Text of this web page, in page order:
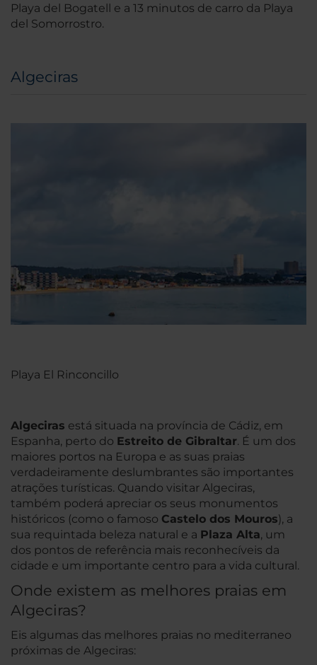
Playa del Bogatell e a 13 minutos de carro da Playa
del Somorrostro.
Algeciras
Playa El Rinconcillo
Algeciras está situada na província de Cádiz, em
Espanha, perto do Estreito de Gibraltar. É um dos
maiores portos na Europa e as suas praias
verdadeiramente deslumbrantes são importantes
atrações turísticas. Quando visitar Algeciras,
também poderá apreciar os seus monumentos
históricos (como o famoso Castelo dos Mouros), a
sua requintada beleza natural e a Plaza Alta, um
dos pontos de referência mais reconhecíveis da
cidade e um importante centro para a vida cultural.
Onde existem as melhores praias em
Algeciras?
Eis algumas das melhores praias no mediterraneo
próximas de Algeciras: